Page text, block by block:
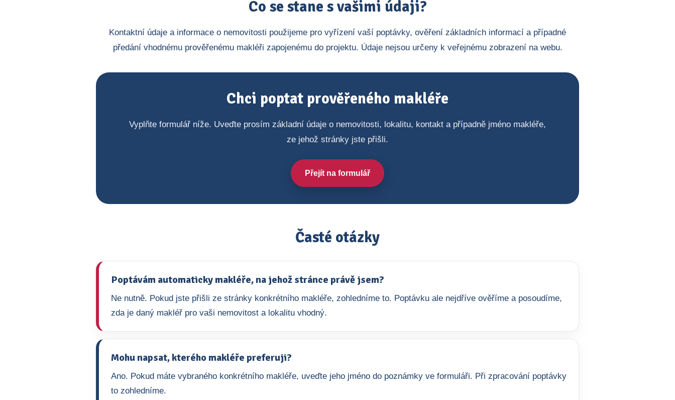
Co se stane s vašimi údaji?
Kontaktní údaje a informace o nemovitosti použijeme pro vyřízení vaší poptávky, ověření základních informací a případné
předání vhodnému prověřenému makléři zapojenému do projektu. Údaje nejsou určeny k veřejnému zobrazení na webu.
Chci poptat prověřeného makléře
Vyplňte formulář níže. Uveďte prosím základní údaje o nemovitosti, lokalitu, kontakt a případně jméno makléře,
ze jehož stránky jste přišli.
Přejít na formulář
Časté otázky
Poptávám automaticky makléře, na jehož stránce právě jsem?
Ne nutně. Pokud jste přišli ze stránky konkrétního makléře, zohledníme to. Poptávku ale nejdříve ověříme a posoudíme,
zda je daný makléř pro vaši nemovitost a lokalitu vhodný.
Mohu napsat, kterého makléře preferuji?
Ano. Pokud máte vybraného konkrétního makléře, uveďte jeho jméno do poznámky ve formuláři. Při zpracování poptávky
to zohledníme.